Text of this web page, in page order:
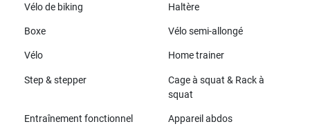
Vélo de biking Haltère
Boxe Vélo semi-allongé
Vélo Home trainer
Step & stepper
Cage à squat & Rack à
squat
Entraînement fonctionnel Appareil abdos